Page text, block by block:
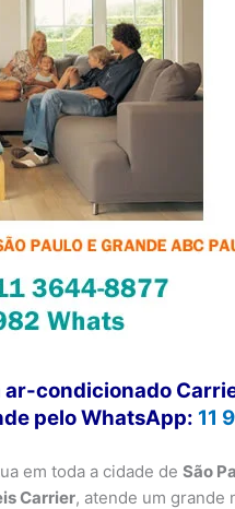
condicionado
pelo WhatsApp: 11
em toda a cidade de São
Carrier, atende um grande